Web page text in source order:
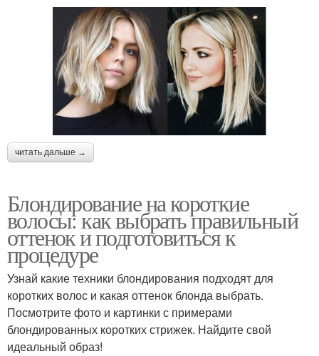
читать дальше →
Блондирование на короткие
волосы: как выбрать правильный
оттенок и подготовиться к
процедуре
Узнай какие техники блондирования подходят для
коротких волос и какая оттенок блонда выбрать.
Посмотрите фото и картинки с примерами
блондированных коротких стрижек. Найдите свой
идеальный образ!